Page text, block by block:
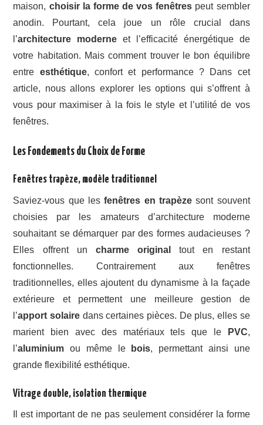
maison, choisir la forme de vos fenêtres peut sembler
anodin. Pourtant, cela joue un rôle crucial dans
l’architecture moderne et l’efficacité énergétique de
votre habitation. Mais comment trouver le bon équilibre
entre esthétique, confort et performance ? Dans cet
article, nous allons explorer les options qui s’offrent à
vous pour maximiser à la fois le style et l’utilité de vos
fenêtres.
Les Fondements du Choix de Forme
Fenêtres trapèze, modèle traditionnel
Saviez-vous que lesfenêtres en trapèzesont souvent
choisies par les amateurs d’architecture moderne
souhaitant se démarquer par des formes audacieuses ?
Elles offrent un charme original
tout en restant
fonctionnelles. Contrairement aux fenêtres
traditionnelles, elles ajoutent du dynamisme à la façade
extérieure et permettent une meilleure gestion de
l’apport solaire dans certaines pièces. De plus, elles se
marient bien avec des matériaux tels que le
PVC,
l’aluminium ou même le bois, permettant ainsi une
grande flexibilité esthétique.
Vitrage double, isolation thermique
Il est important de ne pas seulement considérer la forme